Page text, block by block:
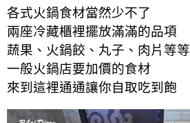
各式火鍋食材當然少不了
兩座冷藏櫃裡擺放滿滿的品項
蔬果、火鍋餃、丸子、肉片等等
一般火鍋店要加價的食材
來到這裡通通讓你自取吃到飽